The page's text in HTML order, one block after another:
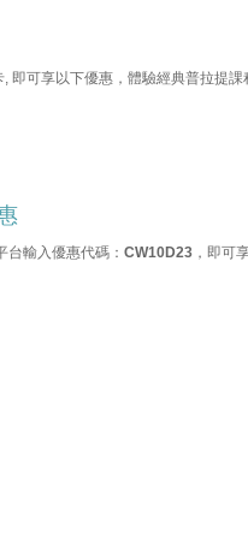
即可享以下優惠，體驗經典普拉提課
輸入優惠代碼： CW10D23 ，即可